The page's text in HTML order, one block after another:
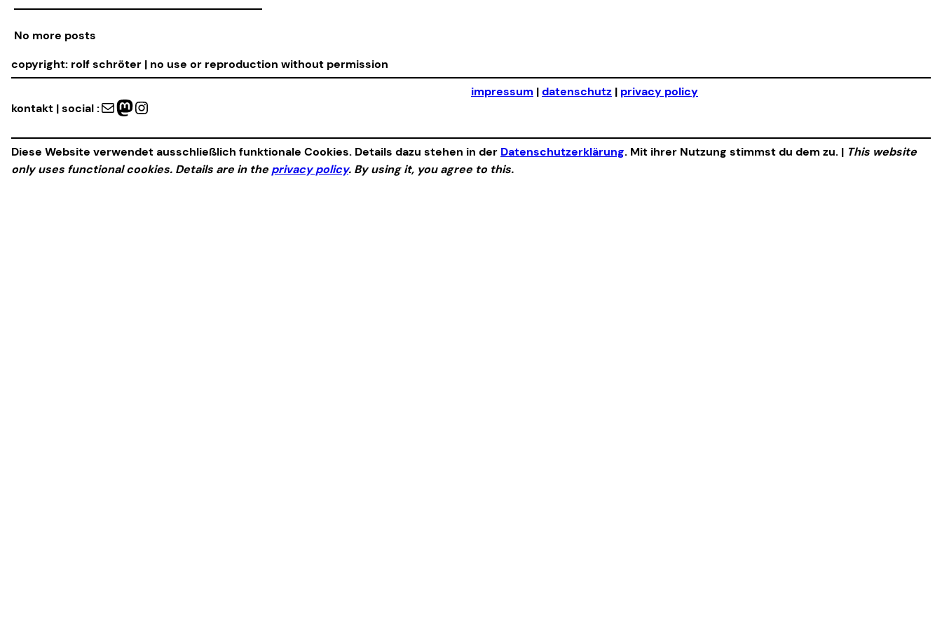
No more posts
copyright: rolf schröter | no use or reproduction without permission
kontakt | social :Mail Mastodon Instagram
impressum |datenschutz | privacy policy
Diese Website verwendet ausschließlich funktionale Cookies. Details dazu stehen in der Datenschutzerklärung. Mit ihrer Nutzung stimmst du dem zu. | This website
only uses functional cookies. Details are in the privacy policy. By using it, you agree to this.